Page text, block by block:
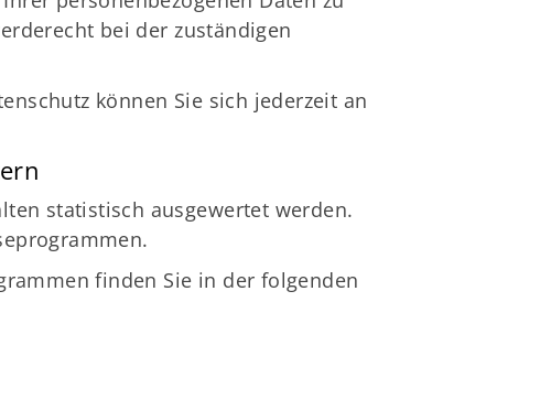
bei der zuständigen
können Sie sich jederzeit an
statistisch ausgewertet werden.
finden Sie in der folgenden